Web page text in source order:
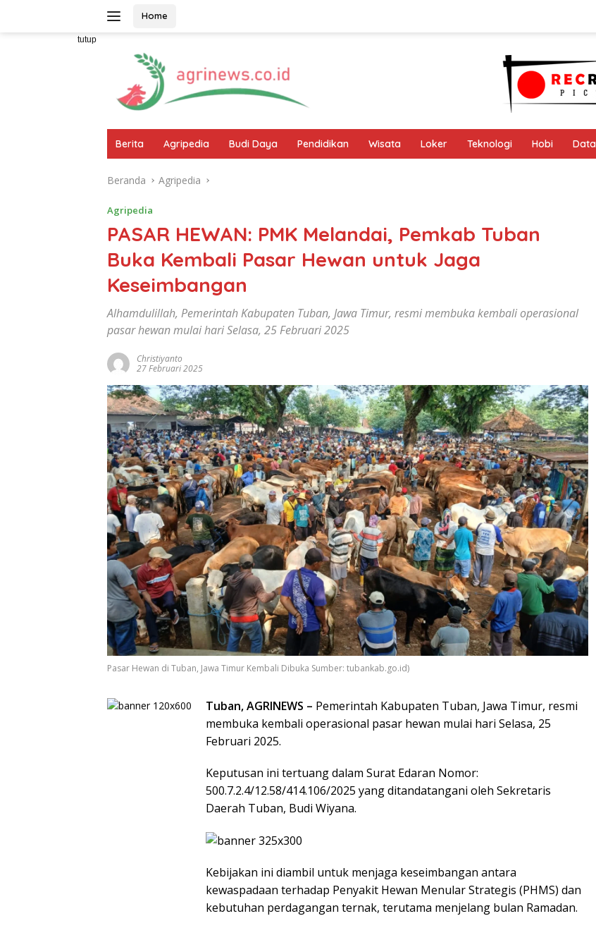
Home
tutup
Berita Agripedia Budi Daya Pendidikan Wisata Loker Teknologi Hobi Data
Beranda Agripedia
Agripedia
PASAR HEWAN: PMK Melandai, Pemkab Tuban
Buka Kembali Pasar Hewan untuk Jaga
Keseimbangan
Alhamdulillah, Pemerintah Kabupaten Tuban, Jawa Timur, resmi membuka kembali operasional
pasar hewan mulai hari Selasa, 25 Februari 2025
Christiyanto
27 Februari 2025
Pasar Hewan di Tuban, Jawa Timur Kembali Dibuka Sumber: tubankab.go.id)
Tuban, AGRINEWS – Pemerintah Kabupaten Tuban, Jawa Timur, resmi
membuka kembali operasional pasar hewan mulai hari Selasa, 25
Februari 2025.
Keputusan ini tertuang dalam Surat Edaran Nomor:
500.7.2.4/12.58/414.106/2025 yang ditandatangani oleh Sekretaris
Daerah Tuban, Budi Wiyana.
Kebijakan ini diambil untuk menjaga keseimbangan antara
kewaspadaan terhadap Penyakit Hewan Menular Strategis (PHMS) dan
kebutuhan perdagangan ternak, terutama menjelang bulan Ramadan.